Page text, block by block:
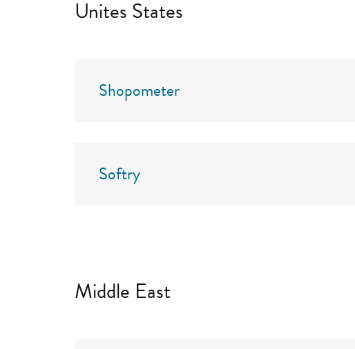
Unites States
Shopometer
Softry
Middle East